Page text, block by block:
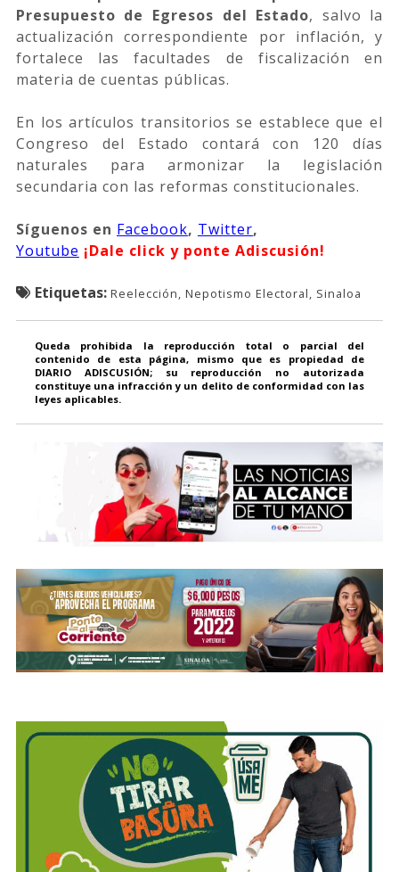
Presupuesto de Egresos del Estado, salvo la
actualización correspondiente por inflación, y
fortalece las facultades de fiscalización en
materia de cuentas públicas.
En los artículos transitorios se establece que el
Congreso del Estado contará con 120 días
naturales para armonizar la legislación
secundaria con las reformas constitucionales.
Síguenos en Facebook, Twitter,
Youtube ¡Dale click y ponte Adiscusión!
Etiquetas: Reelección, Nepotismo Electoral, Sinaloa
Queda prohibida la reproducción total o parcial del
contenido de esta página, mismo que es propiedad de
DIARIO ADISCUSIÓN; su reproducción no autorizada
constituye una infracción y un delito de conformidad con las
leyes aplicables.